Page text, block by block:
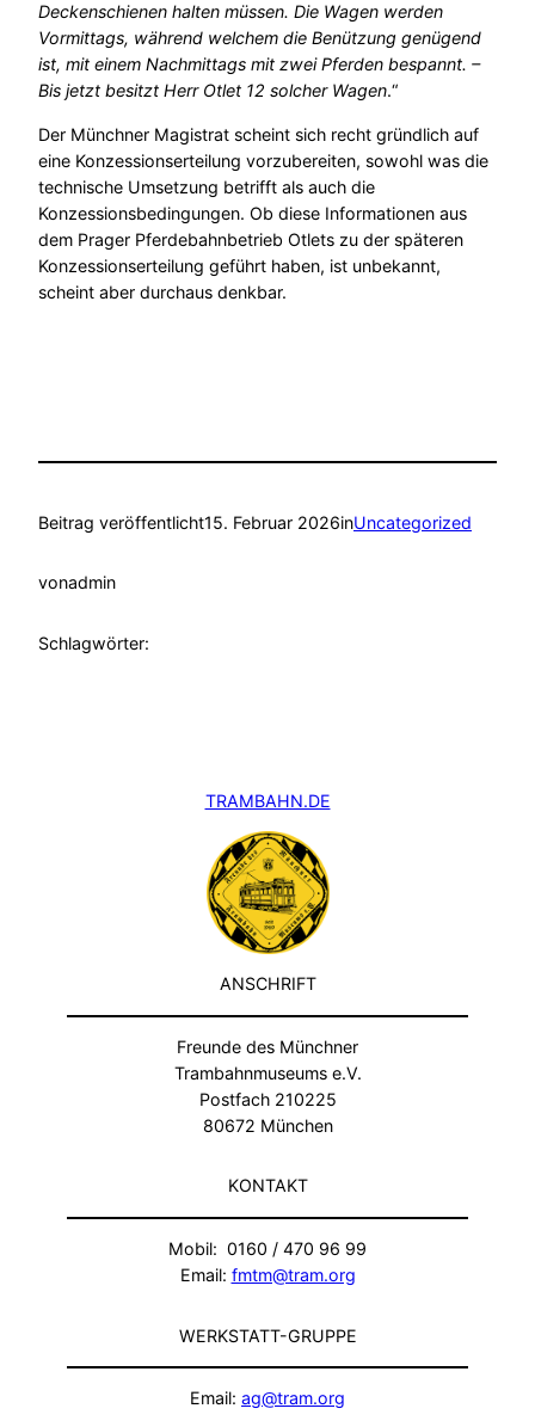
Deckenschienen halten müssen. Die Wagen werden
Vormittags, während welchem die Benützung genügend
ist, mit einem Nachmittags mit zwei Pferden bespannt. –
Bis jetzt besitzt Herr Otlet 12 solcher Wagen.“
Der Münchner Magistrat scheint sich recht gründlich auf
eine Konzessionserteilung vorzubereiten, sowohl was die
technische Umsetzung betrifft als auch die
Konzessionsbedingungen. Ob diese Informationen aus
dem Prager Pferdebahnbetrieb Otlets zu der späteren
Konzessionserteilung geführt haben, ist unbekannt,
scheint aber durchaus denkbar.
Beitrag veröffentlicht15. Februar 2026inUncategorized
vonadmin
Schlagwörter:
TRAMBAHN.DE
ANSCHRIFT
Freunde des Münchner
Trambahnmuseums e.V.
Postfach 210225
80672 München
KONTAKT
Mobil: 0160 / 470 96 99
Email: fmtm@tram.org
WERKSTATT-GRUPPE
Email: ag@tram.org